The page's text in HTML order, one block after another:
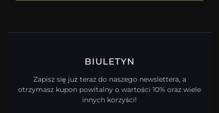
BIULETYN
Zapisz się już teraz do naszego newslettera, a
otrzymasz kupon powitalny o wartości 10% oraz wiele
innych korzyści!